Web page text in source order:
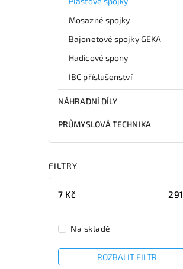
Mosazné spojky
Bajonetové spojky GEKA
Hadicové spony
IBC příslušenství
NÁHRADNÍ DÍLY
PRŮMYSLOVÁ TECHNIKA
FILTRY
7 Kč 291
Na skladě
ROZBALIT FILTR